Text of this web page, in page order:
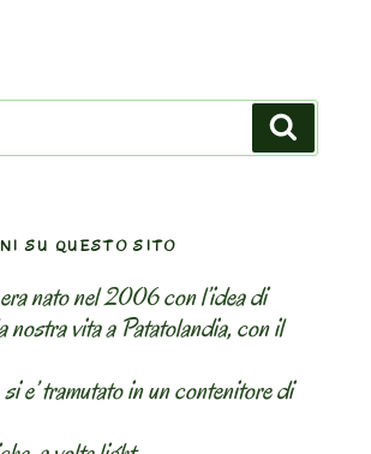
SU QUESTO SITO
nato nel 2006 con l’idea di
nostra vita a Patatolandia, con il
e’ tramutato in un contenitore di